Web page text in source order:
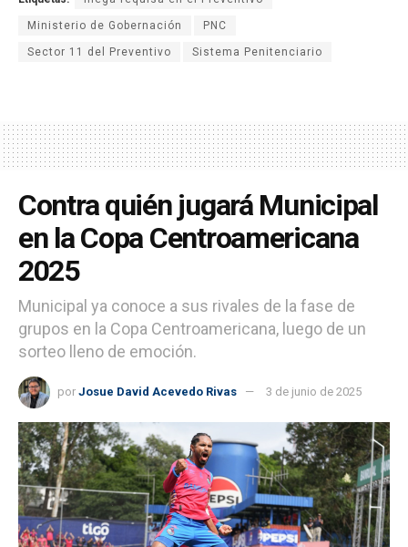
Ministerio de Gobernación PNC
Sector 11 del Preventivo Sistema Penitenciario
Contra quién jugará Municipal
en la Copa Centroamericana
2025
Municipal ya conoce a sus rivales de la fase de
grupos en la Copa Centroamericana, luego de un
sorteo lleno de emoción.
por Josue David Acevedo Rivas 3 de junio de 2025